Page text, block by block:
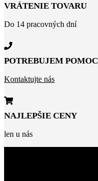
VRÁTENIE TOVARU
Do 14 pracovných dní
POTREBUJEM POMOC
Kontaktujte nás
NAJLEPŠIE CENY
len u nás